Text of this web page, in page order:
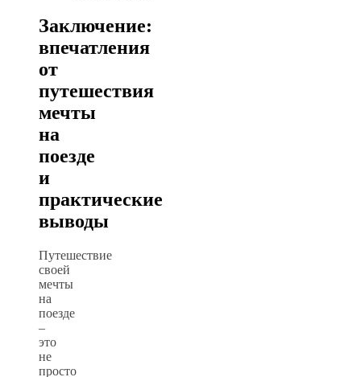
Заключение:
впечатления
от
путешествия
мечты
на
поезде
и
практические
выводы
Путешествие
своей
мечты
на
поезде
–
это
не
просто